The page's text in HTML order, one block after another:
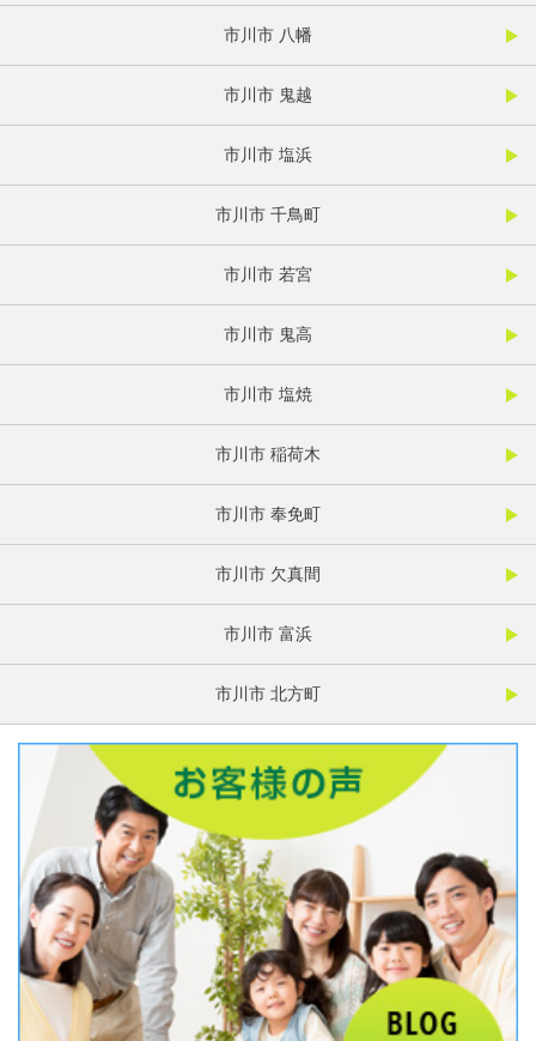
市川市 八幡
市川市 鬼越
市川市 塩浜
市川市 千鳥町
市川市 若宮
市川市 鬼高
市川市 塩焼
市川市 稲荷木
市川市 奉免町
市川市 欠真間
市川市 富浜
市川市 北方町